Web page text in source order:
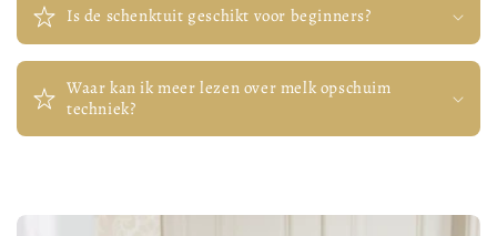
Is de schenktuit geschikt voor beginners?
Waar kan ik meer lezen over melk opschuim
techniek?